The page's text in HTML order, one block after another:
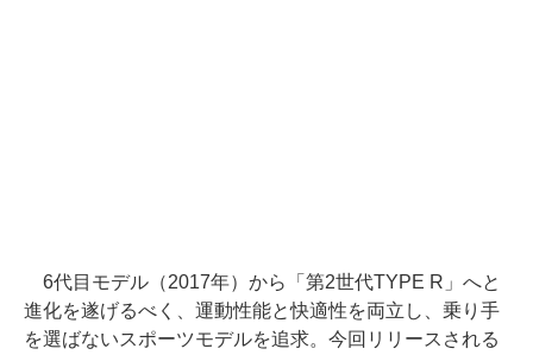
6代目モデル（2017年）から「第2世代TYPE R」へと
進化を遂げるべく、運動性能と快適性を両立し、乗り手
を選ばないスポーツモデルを追求。今回リリースされる